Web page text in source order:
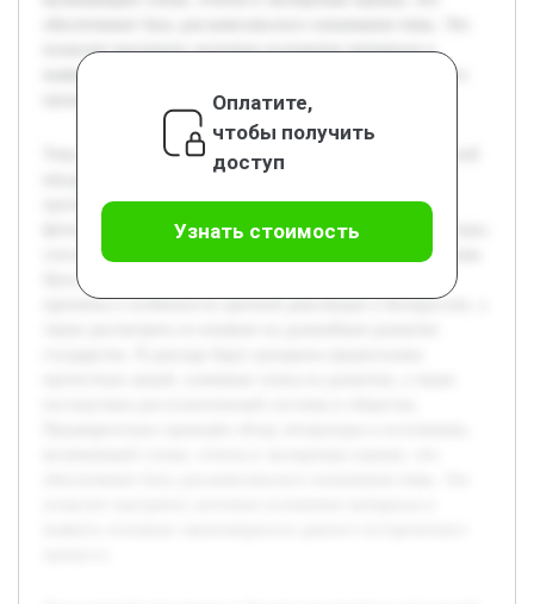
позволит выстроить логичное изложение материала и
выявить основные закономерности данного исторического
Тема цветной революции в Белоруссии является актуальной
протестных движений в стране. Исследование такого
феномена помогает выявить внутренние и внешние факторы,
способствующие социально-политическим трансформациям.
Цель данной работы — всесторонне проанализировать
причины и особенности цветной революции в Белоруссии, а
Оплатите,
чтобы получить
доступ
Узнать стоимость